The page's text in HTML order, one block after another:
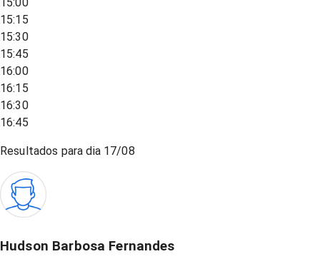
15:00
15:15
15:30
15:45
16:00
16:15
16:30
16:45
Resultados para dia 17/08
Hudson Barbosa Fernandes